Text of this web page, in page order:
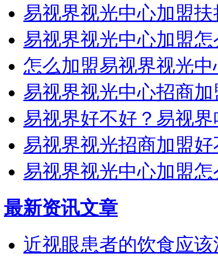
易视界视光中心加盟
易视界视光中心加盟
怎么加盟易视界视光中
易视界视光中心招商
易视界好不好？易视
易视界视光招商加盟
易视界视光中心加盟
最新资讯文章
近视眼患者的饮食应